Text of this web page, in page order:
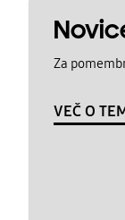
Za
VEČ O